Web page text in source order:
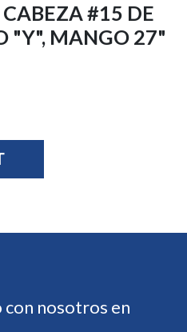
#15 DE
"Y", MANGO 27"
con nosotros en